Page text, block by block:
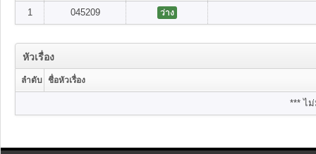
1 045209 ว่าง
หัวเรื่อง
ลำดับ ชื่อหัวเรื่อง
*** ไ